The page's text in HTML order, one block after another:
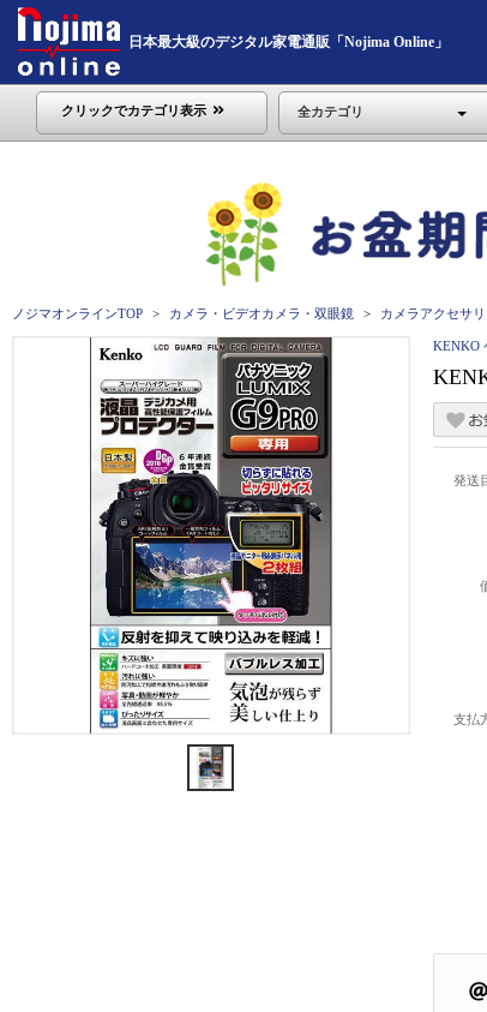
日本最大級のデジタル家電通販「Nojima Online」
クリックでカテゴリ表示 全カテゴリ
ノジマオンラインTOP カメラ・ビデオカメラ・双眼鏡 カメラアクセサリ
KENKO
発送
支払